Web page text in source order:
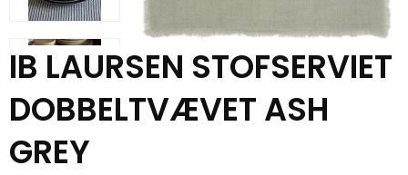
IB LAURSEN STOFSERVIET
DOBBELTVÆVET ASH
GREY